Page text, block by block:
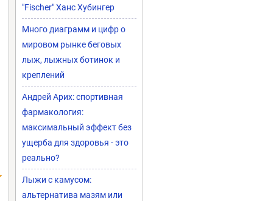
"Fischer" Ханс Хубингер
Много диаграмм и цифр о
мировом рынке беговых
лыж, лыжных ботинок и
креплений
Андрей Арих: спортивная
фармакология:
максимальный эффект без
ущерба для здоровья - это
реально?
Лыжи с камусом:
альтернатива мазям или